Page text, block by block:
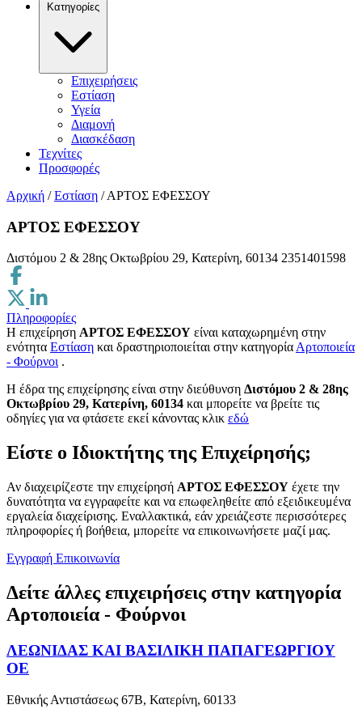
Κατηγορίες
Επιχειρήσεις
Εστίαση
Υγεία
Διαμονή
Διασκέδαση
Τεχνίτες
Προσφορές
Αρχική / Εστίαση / ΑΡΤΟΣ ΕΦΕΣΣΟΥ
ΑΡΤΟΣ ΕΦΕΣΣΟΥ
Διστόμου 2 & 28ης Οκτωβρίου 29, Κατερίνη, 60134 2351401598
Πληροφορίες
Η επιχείρηση ΑΡΤΟΣ ΕΦΕΣΣΟΥ είναι καταχωρημένη στην
ενότητα Εστίαση και δραστηριοποιείται στην κατηγορίαΑρτοποιεία
- Φούρνοι .
H έδρα της επιχείρησης είναι στην διεύθυνση Διστόμου 2 & 28ης
Οκτωβρίου 29, Κατερίνη, 60134 και μπορείτε να βρείτε τις
οδηγίες για να φτάσετε εκεί κάνοντας κλικ εδώ
Είστε ο Ιδιοκτήτης της Επιχείρησής;
Αν διαχειρίζεστε την επιχείρησή ΑΡΤΟΣ ΕΦΕΣΣΟΥ έχετε την
δυνατότητα να εγγραφείτε και να επωφεληθείτε από εξειδικευμένα
εργαλεία διαχείρισης. Εναλλακτικά, εάν χρειάζεστε περισσότερες
πληροφορίες ή βοήθεια, μπορείτε να επικοινωνήσετε μαζί μας.
Εγγραφή Επικοινωνία
Δείτε άλλες επιχειρήσεις στην κατηγορία
Αρτοποιεία - Φούρνοι
ΛΕΩΝΙΔΑΣ ΚΑΙ ΒΑΣΙΛΙΚΗ ΠΑΠΑΓΕΩΡΓΙΟΥ
ΟΕ
Εθνικής Αντιστάσεως 67Β, Κατερίνη, 60133